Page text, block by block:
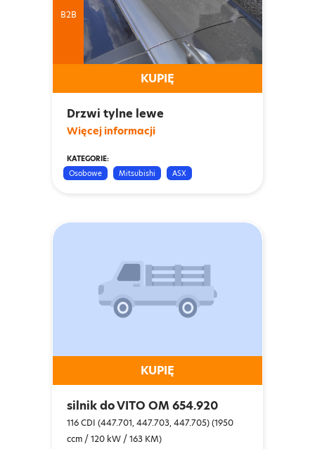
B2B
KUPIĘ
Drzwi tylne lewe
Więcej informacji
KATEGORIE:
Osobowe
Mitsubishi ASX
KUPIĘ
silnik do VITO OM 654.920
116 CDI (447.701, 447.703, 447.705) (1950
ccm / 120 kW / 163 KM)